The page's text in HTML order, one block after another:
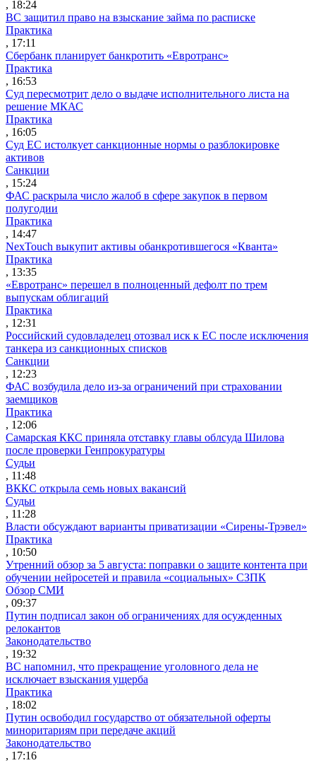
, 18:24
ВС защитил право на взыскание займа по расписке
Практика
, 17:11
Сбербанк планирует банкротить «Евротранс»
Практика
, 16:53
Суд пересмотрит дело о выдаче исполнительного листа на
решение МКАС
Практика
, 16:05
Суд ЕС истолкует санкционные нормы о разблокировке
активов
Санкции
, 15:24
ФАС раскрыла число жалоб в сфере закупок в первом
полугодии
Практика
, 14:47
NexTouch выкупит активы обанкротившегося «Кванта»
Практика
, 13:35
«Евротранс» перешел в полноценный дефолт по трем
выпускам облигаций
Практика
, 12:31
Российский судовладелец отозвал иск к ЕС после исключения
танкера из санкционных списков
Санкции
, 12:23
ФАС возбудила дело из-за ограничений при страховании
заемщиков
Практика
, 12:06
Самарская ККС приняла отставку главы облсуда Шилова
после проверки Генпрокуратуры
Судьи
, 11:48
ВККС открыла семь новых вакансий
Судьи
, 11:28
Власти обсуждают варианты приватизации «Сирены-Трэвел»
Практика
, 10:50
Утренний обзор за 5 августа: поправки о защите контента при
обучении нейросетей и правила «социальных» СЗПК
Обзор СМИ
, 09:37
Путин подписал закон об ограничениях для осужденных
релокантов
Законодательство
, 19:32
ВС напомнил, что прекращение уголовного дела не
исключает взыскания ущерба
Практика
, 18:02
Путин освободил государство от обязательной оферты
миноритариям при передаче акций
Законодательство
, 17:16